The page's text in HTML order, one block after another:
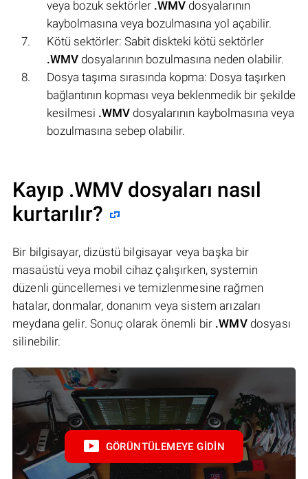
veya bozuk sektörler .WMV dosyalarının
kaybolmasına veya bozulmasına yol açabilir.
Kötü sektörler: Sabit diskteki kötü sektörler
.WMV dosyalarının bozulmasına neden olabilir.
Dosya taşıma sırasında kopma: Dosya taşırken
bağlantının kopması veya beklenmedik bir şekilde
kesilmesi .WMV dosyalarının kaybolmasına veya
bozulmasına sebep olabilir.
Kayıp .WMV dosyaları nasıl
kurtarılır?
Bir bilgisayar, dizüstü bilgisayar veya başka bir
masaüstü veya mobil cihaz çalışırken, systemin
düzenli güncellemesi ve temizlenmesine rağmen
hatalar, donmalar, donanım veya sistem arızaları
meydana gelir. Sonuç olarak önemli bir .WMVdosyası
silinebilir.
GÖRÜNTÜLEMEYE GIDIN